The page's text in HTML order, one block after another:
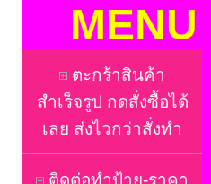
MENU
ตะกร้าสินค้า
สำเร็จรูป กดสั่งซื้อได้
เลย ส่งไวกว่าสั่งทำ
ติดต่อทำป้าย-ราคา